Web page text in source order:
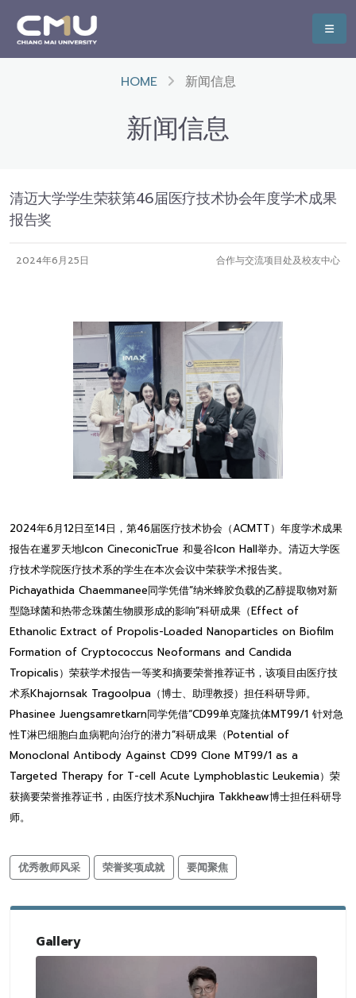
HOME 新闻信息
新闻信息
清迈大学学生荣获第46届医疗技术协会年度学术成果
报告奖
2024年6月25日 合作与交流项目处及校友中心
2024年6月12日至14日，第46届医疗技术协会（ACMTT）年度学术成果
报告在暹罗天地Icon CineconicTrue 和曼谷Icon Hall举办。清迈大学医
疗技术学院医疗技术系的学生在本次会议中荣获学术报告奖。
Pichayathida Chaemmanee同学凭借“纳米蜂胶负载的乙醇提取物对新
型隐球菌和热带念珠菌生物膜形成的影响”科研成果（Effect of
Ethanolic Extract of Propolis-Loaded Nanoparticles on Biofilm
Formation of Cryptococcus Neoformans and Candida
Tropicalis）荣获学术报告一等奖和摘要荣誉推荐证书，该项目由医疗技
术系Khajornsak Tragoolpua（博士、助理教授）担任科研导师。
Phasinee Juengsamretkarn同学凭借“CD99单克隆抗体MT99/1 针对急
性T淋巴细胞白血病靶向治疗的潜力”科研成果（Potential of
Monoclonal Antibody Against CD99 Clone MT99/1 as a
Targeted Therapy for T-cell Acute Lymphoblastic Leukemia）荣
获摘要荣誉推荐证书，由医疗技术系Nuchjira Takkheaw博士担任科研导
师。
优秀教师风采 荣誉奖项成就 要闻聚焦
Gallery